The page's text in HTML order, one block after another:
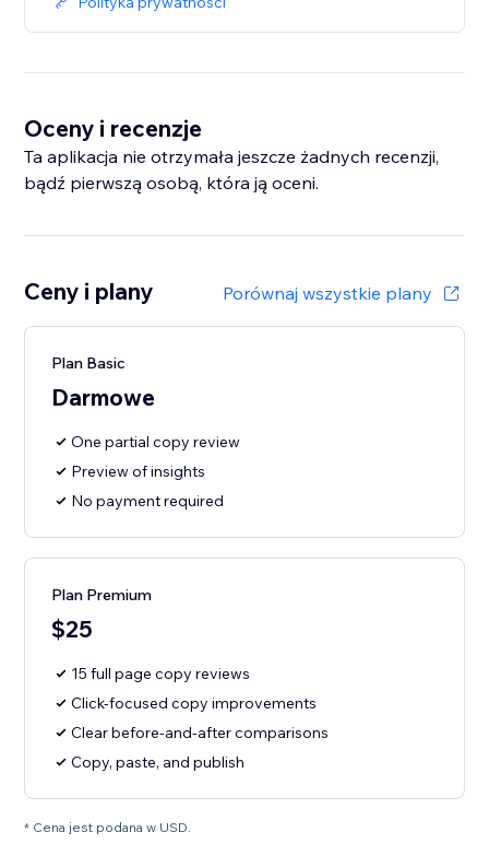
Oceny i recenzje
Ta aplikacja nie otrzymała jeszcze żadnych recenzji,
bądź pierwszą osobą, która ją oceni.
Ceny i plany Porównaj wszystkie plany
Plan Basic
Darmowe
One partial copy review
Preview of insights
No payment required
Plan Premium
$25
15 full page copy reviews
Click-focused copy improvements
Clear before-and-after comparisons
Copy, paste, and publish
* Cena jest podana w USD.